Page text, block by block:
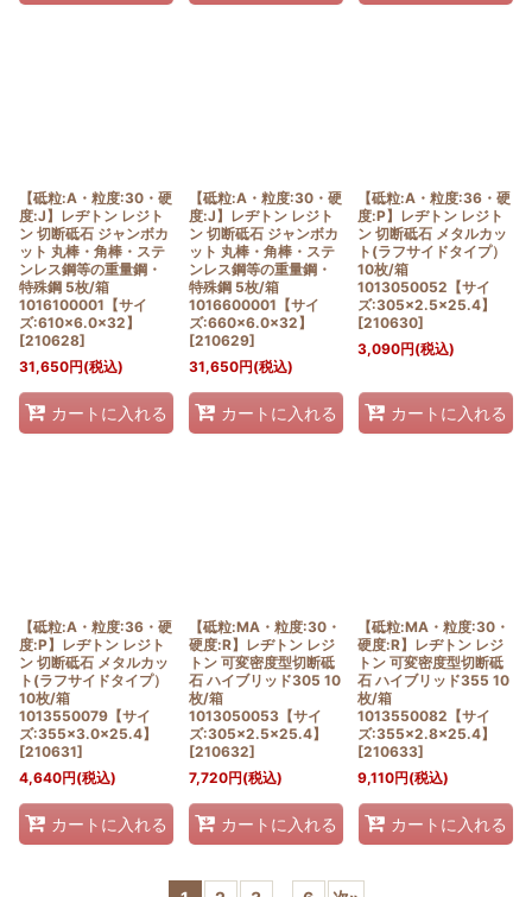
【砥粒:A・粒度:30・硬
度:J】レヂトン レジト
ン 切断砥石 ジャンボカ
ット 丸棒・角棒・ステ
ンレス鋼等の重量鋼・
特殊鋼 5枚/箱
1016100001【サイ
ズ:610×6.0×32】
[210628]
31,650円(税込)
カートに入れる
【砥粒:A・粒度:30・硬
度:J】レヂトン レジト
ン 切断砥石 ジャンボカ
ット 丸棒・角棒・ステ
ンレス鋼等の重量鋼・
特殊鋼 5枚/箱
1016600001【サイ
ズ:660×6.0×32】
[210629]
31,650円(税込)
カートに入れる
【砥粒:A・粒度:36・硬
度:P】レヂトン レジト
ン 切断砥石 メタルカッ
ト(ラフサイドタイプ）
10枚/箱
1013050052【サイ
ズ:305×2.5×25.4】
[210630]
3,090円(税込)
カートに入れる
【砥粒:A・粒度:36・硬
度:P】レヂトン レジト
ン 切断砥石 メタルカッ
ト(ラフサイドタイプ）
10枚/箱
1013550079【サイ
ズ:355×3.0×25.4】
[210631]
4,640円(税込)
カートに入れる
【砥粒:MA・粒度:30・
硬度:R】レヂトン レジ
トン 可変密度型切断砥
石 ハイブリッド305 10
枚/箱
1013050053【サイ
ズ:305×2.5×25.4】
[210632]
7,720円(税込)
カートに入れる
【砥粒:MA・粒度:30・
硬度:R】レヂトン レジ
トン 可変密度型切断砥
石 ハイブリッド355 10
枚/箱
1013550082【サイ
ズ:355×2.8×25.4】
[210633]
9,110円(税込)
カートに入れる